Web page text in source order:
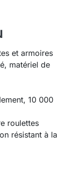
et armoires
matériel de
10 000
roulettes
résistant à la